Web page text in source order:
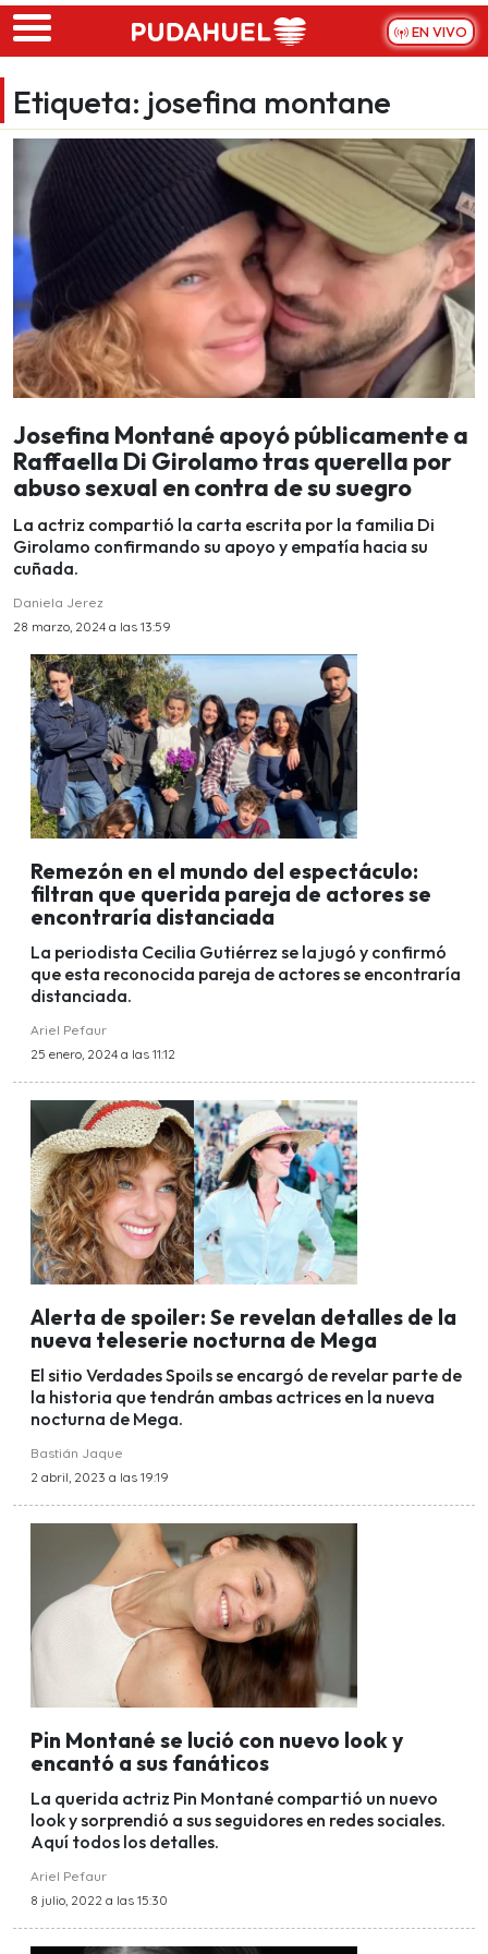
Skip to main content
EN VIVO
Etiqueta: josefina montane
Josefina Montané apoyó públicamente a
Raffaella Di Girolamo tras querella por
abuso sexual en contra de su suegro
La actriz compartió la carta escrita por la familia Di
Girolamo confirmando su apoyo y empatía hacia su
cuñada.
Daniela Jerez
28 marzo, 2024 a las 13:59
Remezón en el mundo del espectáculo:
filtran que querida pareja de actores se
encontraría distanciada
La periodista Cecilia Gutiérrez se la jugó y confirmó
que esta reconocida pareja de actores se encontraría
distanciada.
Ariel Pefaur
25 enero, 2024 a las 11:12
Alerta de spoiler: Se revelan detalles de la
nueva teleserie nocturna de Mega
El sitio Verdades Spoils se encargó de revelar parte de
la historia que tendrán ambas actrices en la nueva
nocturna de Mega.
Bastián Jaque
2 abril, 2023 a las 19:19
Pin Montané se lució con nuevo look y
encantó a sus fanáticos
La querida actriz Pin Montané compartió un nuevo
look y sorprendió a sus seguidores en redes sociales.
Aquí todos los detalles.
Ariel Pefaur
8 julio, 2022 a las 15:30